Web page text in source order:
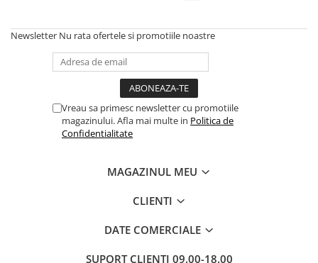
Literatura Romana
Literatura Universala
Carte Prescolara, Joc
Carti cartonate
Newsletter Nu rata ofertele si promotiile noastre
Vreau sa primesc newsletter cu promotiile
magazinului. Afla mai multe in Politica de
Confidentialitate
MAGAZINUL MEU
CLIENTI
DATE COMERCIALE
SUPORT CLIENTI 09.00-18.00